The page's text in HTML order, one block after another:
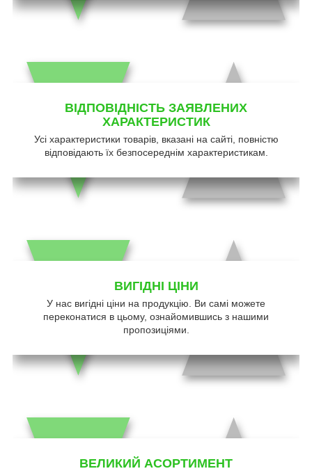
ВІДПОВІДНІСТЬ ЗАЯВЛЕНИХ
ХАРАКТЕРИСТИК
Усі характеристики товарів, вказані на сайті, повністю
відповідають їх безпосереднім характеристикам.
ВИГІДНІ ЦІНИ
У нас вигідні ціни на продукцію. Ви самі можете
переконатися в цьому, ознайомившись з нашими
пропозиціями.
ВЕЛИКИЙ АСОРТИМЕНТ